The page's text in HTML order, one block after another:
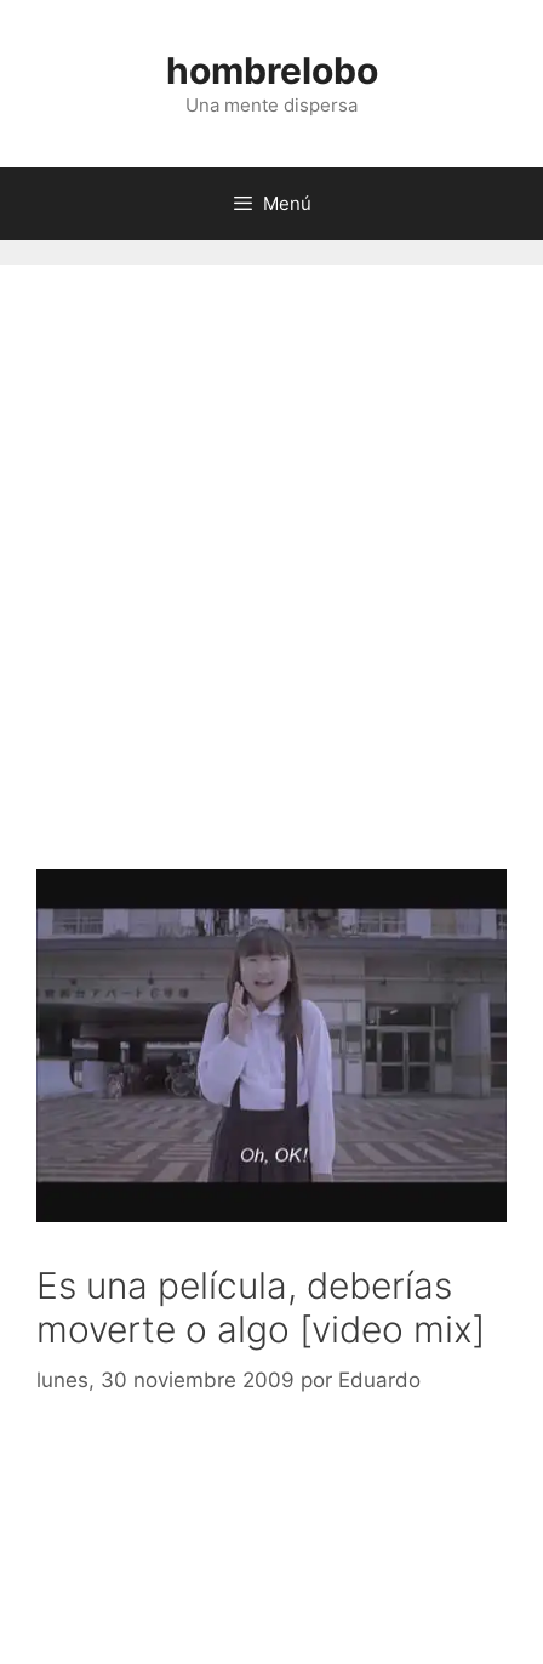
hombrelobo
Una mente dispersa
Menú
Es una película, deberías
moverte o algo [video mix]
lunes, 30 noviembre 2009 por Eduardo